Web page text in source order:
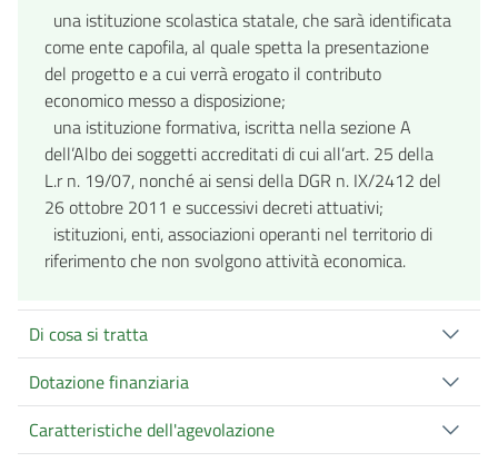
una istituzione scolastica statale, che sarà identificata
come ente capofila, al quale spetta la presentazione
del progetto e a cui verrà erogato il contributo
economico messo a disposizione;
una istituzione formativa, iscritta nella sezione A
dell’Albo dei soggetti accreditati di cui all’art. 25 della
L.r n. 19/07, nonché ai sensi della DGR n. IX/2412 del
26 ottobre 2011 e successivi decreti attuativi;
istituzioni, enti, associazioni operanti nel territorio di
riferimento che non svolgono attività economica.
Di cosa si tratta
Dotazione finanziaria
Caratteristiche dell'agevolazione